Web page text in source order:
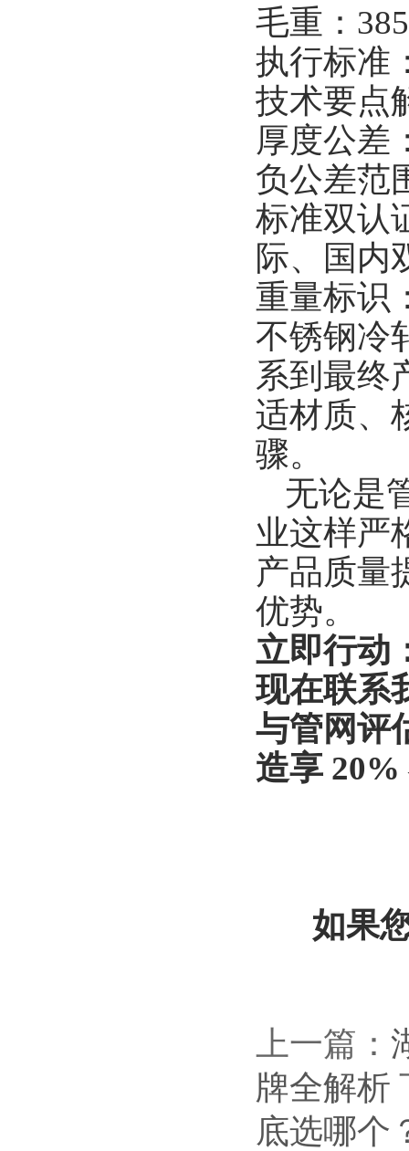
毛重：
执行标准
技术要点
厚度公差
负公差范
标准双认
际、国内
重量标识
不锈钢冷
系到最终
适材质、
骤。
无论是
业这样严
产品质量
优势。
立即行动
现在联系
与管网评
造享 20%
如果
上一篇：
牌全解析
底选哪个